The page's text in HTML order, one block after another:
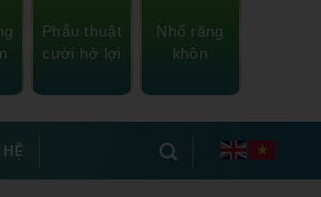
Phẫu thuật
cười hở lợi
Nhổ răng
khôn